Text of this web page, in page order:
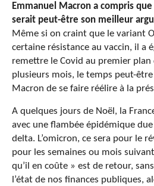
Emmanuel Macron a compris
serait peut-être son meilleur
Même si on craint que le variant
certaine résistance au vaccin, il a
remettre le Covid au premier plan
plusieurs mois, le temps peut-
Macron de se faire réélire à la
A quelques jours de Noël, la
avec une flambée épidémique
delta. L’omicron, ce sera pour le
pour les semaines ou mois
qu’il en coûte » est de retour,
l’état de nos finances publiques,